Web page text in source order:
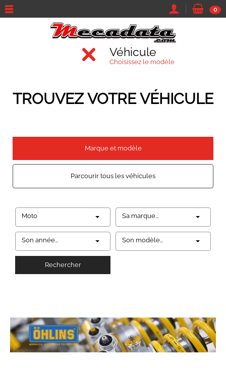
0
Véhicule
Choisissez le modèle
TROUVEZ VOTRE VÉHICULE
Marque et modèle
Parcourir tous les véhicules
Moto Sa marque...
Son année... Son modèle...
Rechercher